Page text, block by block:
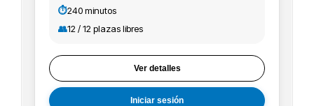
con nosotros o pregunta todas las dudas sin
⏱️240 minutos
👥12 / 12 plazas libres
Ver detalles
Iniciar sesión